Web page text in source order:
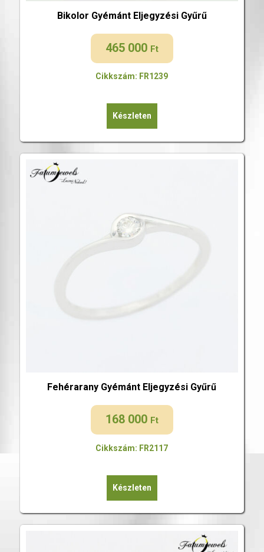
Bikolor Gyémánt Eljegyzési Gyűrű
465 000 Ft
Cikkszám: FR1239
Készleten
Fehérarany Gyémánt Eljegyzési Gyűrű
168 000 Ft
Cikkszám: FR2117
Készleten